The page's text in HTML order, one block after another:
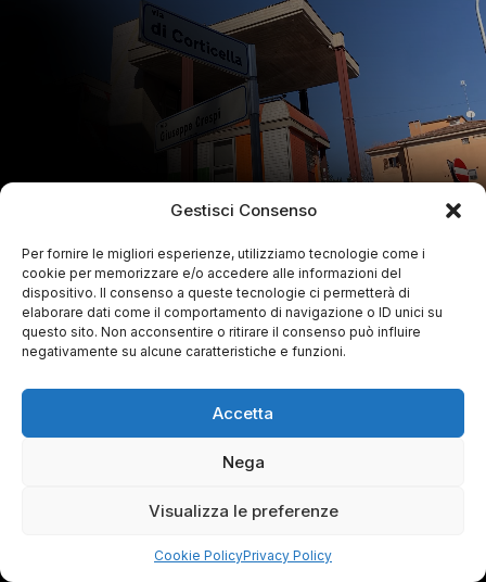
Gestisci Consenso
Per fornire le migliori esperienze, utilizziamo tecnologie come i
cookie per memorizzare e/o accedere alle informazioni del
dispositivo. Il consenso a queste tecnologie ci permetterà di
elaborare dati come il comportamento di navigazione o ID unici su
questo sito. Non acconsentire o ritirare il consenso può influire
negativamente su alcune caratteristiche e funzioni.
Accetta
Nega
Visualizza le preferenze
Cookie PolicyPrivacy Policy